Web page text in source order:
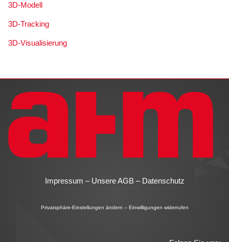
3D-Modell
3D-Tracking
3D-Visualisierung
Impressum – Unsere AGB – Datenschutz
Privatsphäre-Einstellungen ändern – Einwilligungen widerrufen